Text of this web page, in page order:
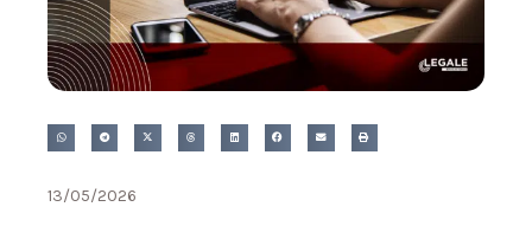
13/05/2026